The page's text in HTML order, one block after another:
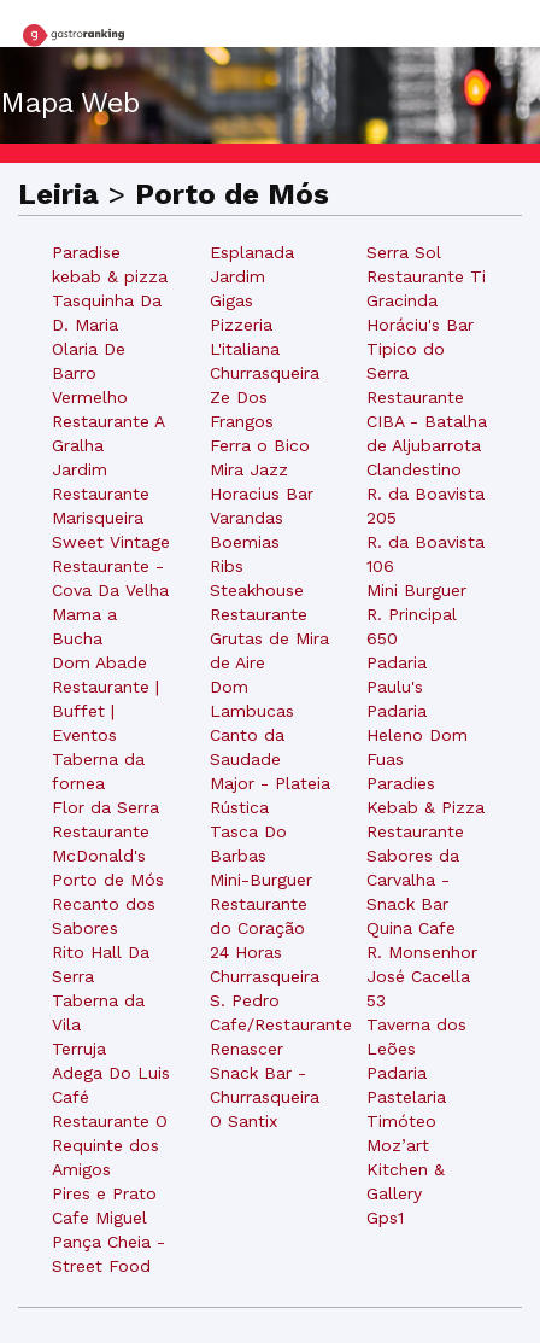
Mapa Web
Leiria > Porto de Mós
Paradise
kebab & pizza
Tasquinha Da
D. Maria
Olaria De
Barro
Vermelho
Restaurante A
Gralha
Jardim
Restaurante
Marisqueira
Sweet Vintage
Restaurante -
Cova Da Velha
Mama a
Bucha
Dom Abade
Restaurante |
Buffet |
Eventos
Taberna da
fornea
Flor da Serra
Restaurante
McDonald's
Porto de Mós
Recanto dos
Sabores
Rito Hall Da
Serra
Taberna da
Vila
Terruja
Adega Do Luis
Café
Restaurante O
Requinte dos
Amigos
Pires e Prato
Cafe Miguel
Pança Cheia -
Street Food
Esplanada
Jardim
Gigas
Pizzeria
L'italiana
Churrasqueira
Ze Dos
Frangos
Ferra o Bico
Mira Jazz
Horacius Bar
Varandas
Boemias
Ribs
Steakhouse
Restaurante
Grutas de Mira
de Aire
Dom
Lambucas
Canto da
Saudade
Major - Plateia
Rústica
Tasca Do
Barbas
Mini-Burguer
Restaurante
do Coração
24 Horas
Churrasqueira
S. Pedro
Cafe/Restaurante
Renascer
Snack Bar -
Churrasqueira
O Santix
Serra Sol
Restaurante Ti
Gracinda
Horáciu's Bar
Tipico do
Serra
Restaurante
CIBA - Batalha
de Aljubarrota
Clandestino
R. da Boavista
205
R. da Boavista
106
Mini Burguer
R. Principal
650
Padaria
Paulu's
Padaria
Heleno Dom
Fuas
Paradies
Kebab & Pizza
Restaurante
Sabores da
Carvalha -
Snack Bar
Quina Cafe
R. Monsenhor
José Cacella
53
Taverna dos
Leões
Padaria
Pastelaria
Timóteo
Moz’art
Kitchen &
Gallery
Gps1